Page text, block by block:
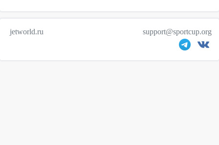
jetworld.ru support@sportcup.org